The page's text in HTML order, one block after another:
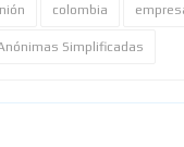
colombia
Simplificadas